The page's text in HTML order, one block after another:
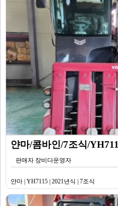
얀마/콤바인/7조식/
판매자 장비다운영자
얀마 | YH7115 | 2021년식 | 7조식